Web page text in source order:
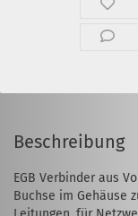
Beschreibung
EGB Verbinder aus
Buchse im Gehäuse